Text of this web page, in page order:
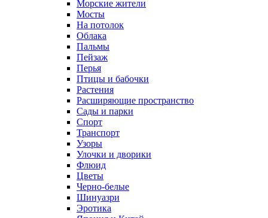
Морские жители
Мосты
На потолок
Облака
Пальмы
Пейзаж
Перья
Птицы и бабочки
Растения
Расширяющие пространство
Сады и парки
Спорт
Транспорт
Узоры
Улочки и дворики
Флюид
Цветы
Черно-белые
Шинуазри
Эротика